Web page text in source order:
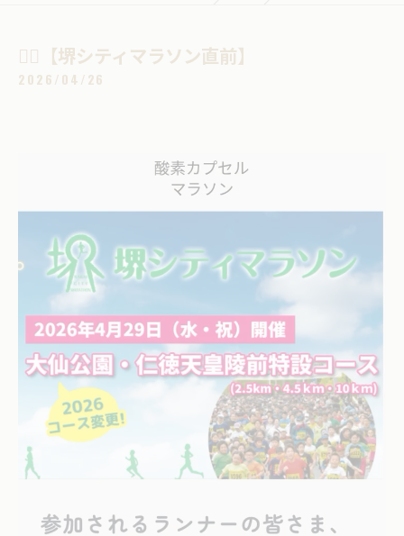
🏃‍♂️【堺シティマラソン直前】
2026/04/26